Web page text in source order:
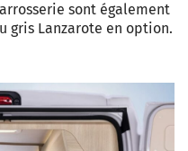
sont également
gris Lanzarote en option.